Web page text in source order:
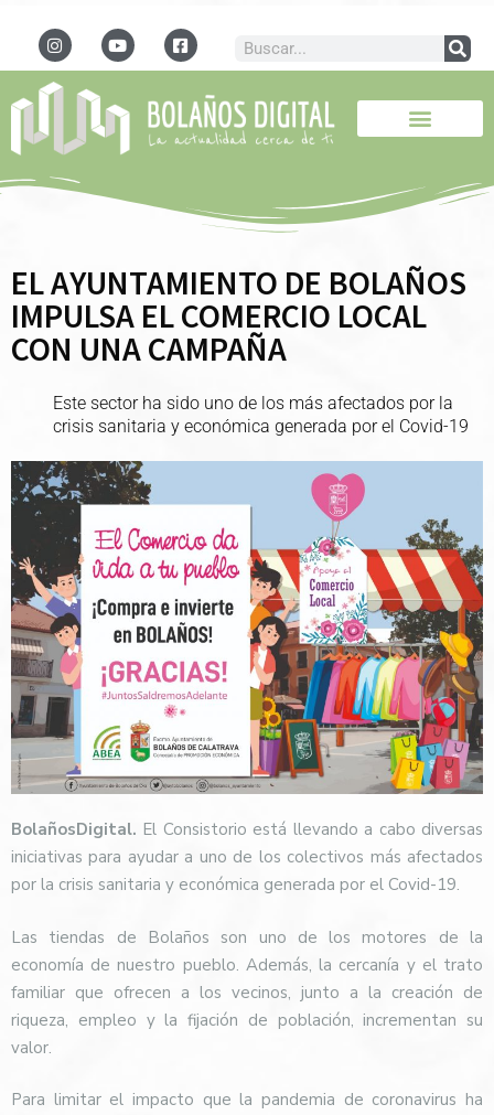
EL AYUNTAMIENTO DE BOLAÑOS
IMPULSA EL COMERCIO LOCAL
CON UNA CAMPAÑA
Este sector ha sido uno de los más afectados por la
crisis sanitaria y económica generada por el Covid-19
BolañosDigital. El Consistorio está llevando a cabo diversas
iniciativas para ayudar a uno de los colectivos más afectados
por la crisis sanitaria y económica generada por el Covid-19.
Las tiendas de Bolaños son uno de los motores de la
economía de nuestro pueblo. Además, la cercanía y el trato
familiar que ofrecen a los vecinos, junto a la creación de
riqueza, empleo y la fijación de población, incrementan su
valor.
Para limitar el impacto que la pandemia de coronavirus ha